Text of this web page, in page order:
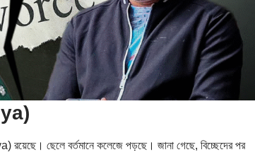
ছেলে বর্তমানে কলেজে পড়ছে। জানা গেছে, বিচ্ছেদের পর